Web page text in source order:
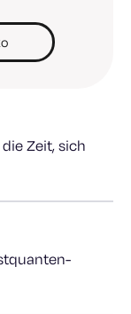
Zeit, sich